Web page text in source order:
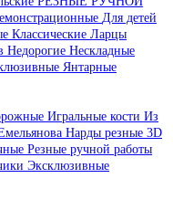
Для детей
Классические Ларцы
Недорогие Нескладные
Янтарные
Игральные кости Из
Нарды резные 3D
Резные ручной работы
Эксклюзивные